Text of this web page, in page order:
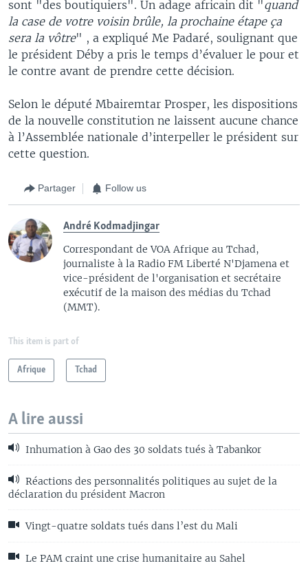
sont "des boutiquiers". Un adage africain dit "quand
la case de votre voisin brûle, la prochaine étape ça
sera la vôtre" , a expliqué Me Padaré, soulignant que
le président Déby a pris le temps d’évaluer le pour et
le contre avant de prendre cette décision.
Selon le député Mbairemtar Prosper, les dispositions
de la nouvelle constitution ne laissent aucune chance
à l’Assemblée nationale d’interpeller le président sur
cette question.
Partager Follow us
André Kodmadjingar
Correspondant de VOA Afrique au Tchad,
journaliste à la Radio FM Liberté N'Djamena et
vice-président de l'organisation et secrétaire
exécutif de la maison des médias du Tchad
(MMT).
This item is part of
Afrique Tchad
A lire aussi
Inhumation à Gao des 30 soldats tués à Tabankor
Réactions des personnalités politiques au sujet de la
déclaration du président Macron
Vingt-quatre soldats tués dans l’est du Mali
Le PAM craint une crise humanitaire au Sahel